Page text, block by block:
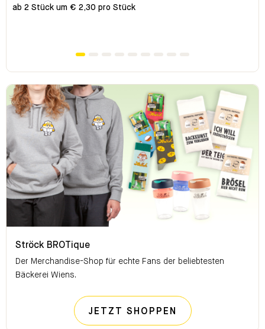
ab 2 Stück um € 2,30 pro Stück
Ströck BROTique
Der Merchandise-Shop für echte Fans der beliebtesten
Bäckerei Wiens.
JETZT SHOPPEN STRÖCK